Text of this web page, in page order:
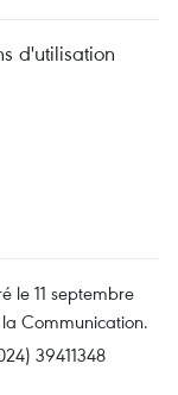
d'utilisation
le 11 septembre
Communication.
39411348